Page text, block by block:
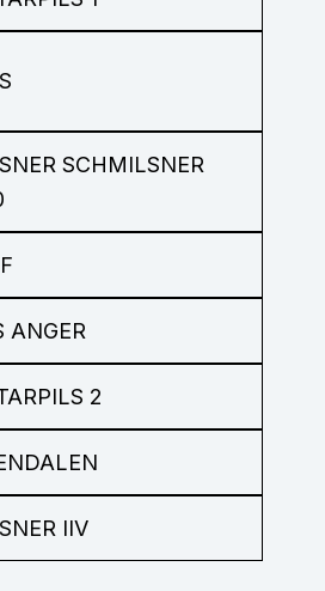
SCHMILSNER
ANGER
2
IIV